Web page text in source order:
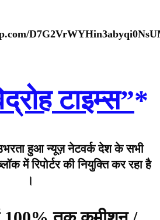
टाइम्स”*
हुआ न्यूज़ नेटवर्क देश के सभी
में रिपोर्टर की नियुक्ति कर रहा है
।